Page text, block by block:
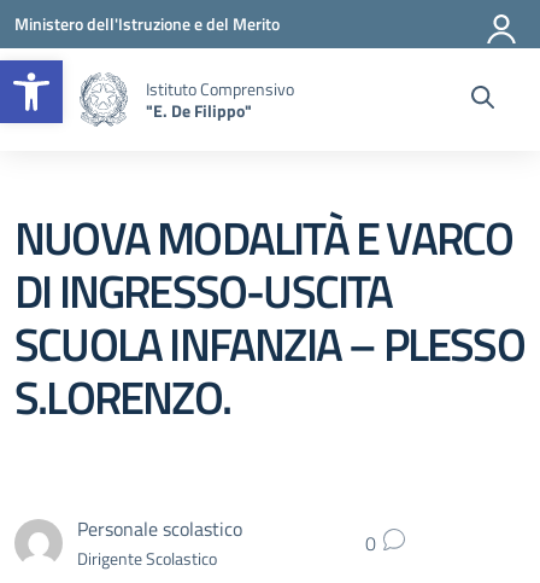
Apri la barra degli strumenti
Vai ai contenuti
Vai al menu di navigazione
Vai al footer
Ministero dell'Istruzione e del Merito
Istituto Comprensivo
"E. De Filippo"
NUOVA MODALITÀ E VARCO
DI INGRESSO-USCITA
SCUOLA INFANZIA – PLESSO
S.LORENZO.
Personale scolastico
Dirigente Scolastico 0